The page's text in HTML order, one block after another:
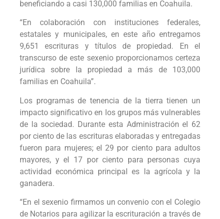
beneficiando a casi 130,000 familias en Coahuila.
“En colaboración con instituciones federales,
estatales y municipales, en este año entregamos
9,651 escrituras y títulos de propiedad. En el
transcurso de este sexenio proporcionamos certeza
jurídica sobre la propiedad a más de 103,000
familias en Coahuila”.
Los programas de tenencia de la tierra tienen un
impacto significativo en los grupos más vulnerables
de la sociedad. Durante esta Administración el 62
por ciento de las escrituras elaboradas y entregadas
fueron para mujeres; el 29 por ciento para adultos
mayores, y el 17 por ciento para personas cuya
actividad económica principal es la agrícola y la
ganadera.
“En el sexenio firmamos un convenio con el Colegio
de Notarios para agilizar la escrituración a través de